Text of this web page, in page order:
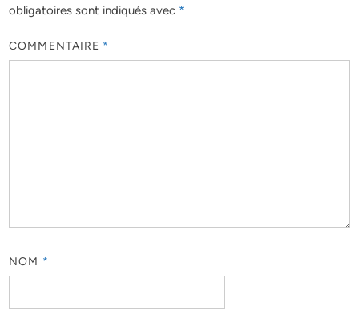
obligatoires sont indiqués avec *
COMMENTAIRE *
NOM *